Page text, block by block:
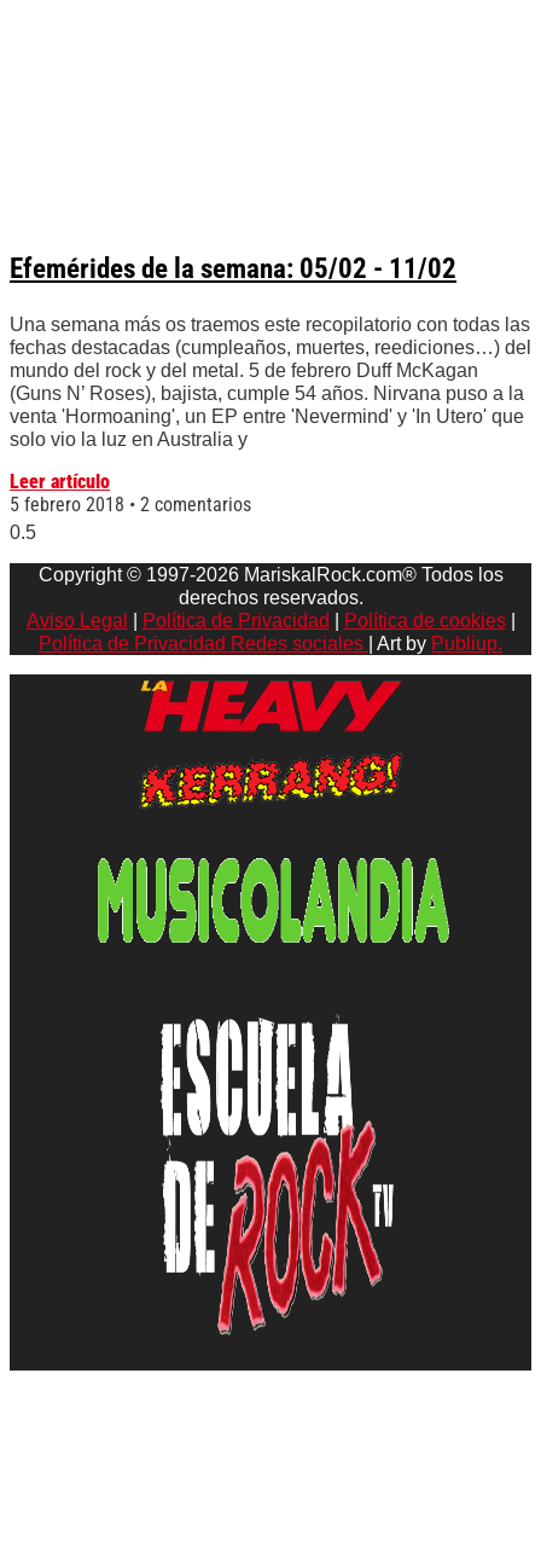
Efemérides de la semana: 05/02 - 11/02
Una semana más os traemos este recopilatorio con todas las
fechas destacadas (cumpleaños, muertes, reediciones…) del
mundo del rock y del metal. 5 de febrero Duff McKagan
(Guns N’ Roses), bajista, cumple 54 años. Nirvana puso a la
venta 'Hormoaning', un EP entre 'Nevermind' y 'In Utero' que
solo vio la luz en Australia y
Leer artículo
5 febrero 2018
2 comentarios
Copyright © 1997-2026 MariskalRock.com® Todos los
derechos reservados.
Aviso Legal
Política de Privacidad Política de cookies|
Política de Privacidad Redes sociales
| Art by Publiup.